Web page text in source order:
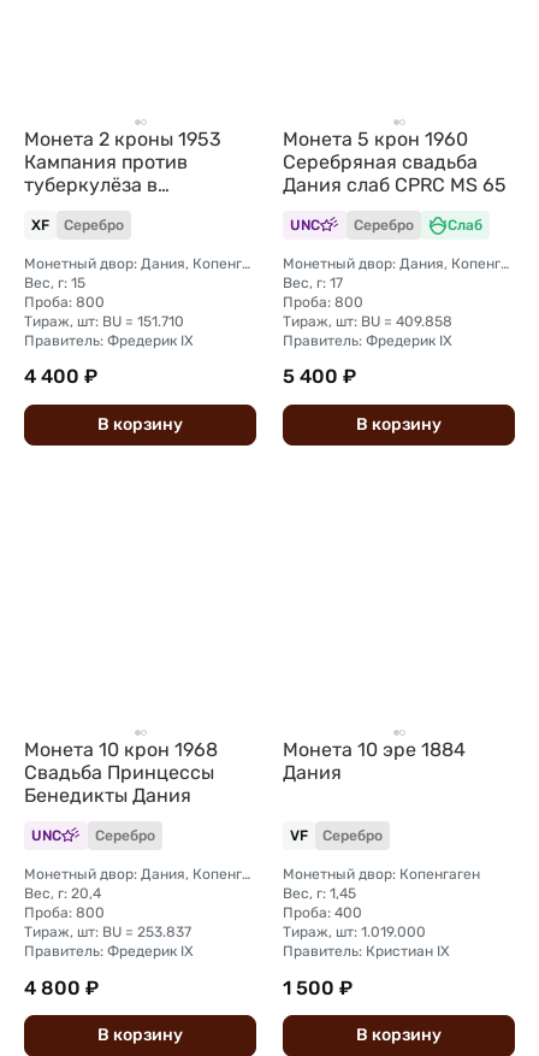
Монета 2 кроны 1953
Кампания против
туберкулёза в
Гренландии Дания
XF Серебро
Монетный двор: Дания, Копенгаген
Вес, г: 15
Проба: 800
Тираж, шт: BU = 151.710
Правитель: Фредерик IX
4 400 ₽
В корзину
Монета 5 крон 1960
Серебряная свадьба
Дания слаб CPRC MS 65
UNC Серебро Слаб
Монетный двор: Дания, Копенгаген
Вес, г: 17
Проба: 800
Тираж, шт: BU = 409.858
Правитель: Фредерик IX
5 400 ₽
В корзину
Монета 10 крон 1968
Свадьба Принцессы
Бенедикты Дания
UNC Серебро
Монетный двор: Дания, Копенгаген
Вес, г: 20,4
Проба: 800
Тираж, шт: BU = 253.837
Правитель: Фредерик IX
4 800 ₽
В корзину
Монета 10 эре 1884
Дания
VF Серебро
Монетный двор: Копенгаген
Вес, г: 1,45
Проба: 400
Тираж, шт: 1.019.000
Правитель: Кристиан IX
1 500 ₽
В корзину